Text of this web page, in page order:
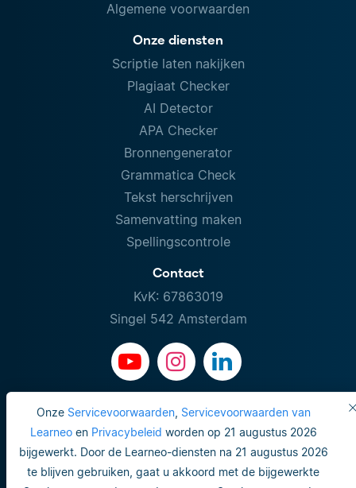
Onze Servicevoorwaarden, Servicevoorwaarden van
Learneoen Privacybeleid worden op 21 augustus 2026
bijgewerkt. Door de Learneo-diensten na 21 augustus 2026
te blijven gebruiken, gaat u akkoord met de bijgewerkte
Algemene voorwaarden
Onze diensten
Scriptie laten nakijken
Plagiaat Checker
AI Detector
APA Checker
Bronnengenerator
Grammatica Check
Tekst herschrijven
Samenvatting maken
Spellingscontrole
Contact
KvK: 67863019
Singel 542 Amsterdam